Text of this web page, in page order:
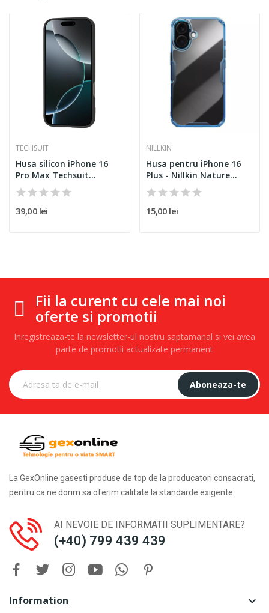
TECHSUIT
Husa silicon iPhone 16
Pro Max Techsuit...
39,00 lei
NILLKIN
Husa pentru iPhone 16
Plus - Nillkin Nature
TPU...
15,00 lei
Fii la curent cu cele mai noi
oferte si promotii
Inregistreaza-te la newsletter-ul nostru saptamanal si vei avea
parte de promotii actualizate permanent
Aboneaza-te
La GexOnline gasesti produse de top de la producatori consacrati,
pentru ca ne dorim sa oferim calitate la standarde exigente.
AI NEVOIE DE INFORMATII SUPLIMENTARE?
(+40) 799 439 439
Information 